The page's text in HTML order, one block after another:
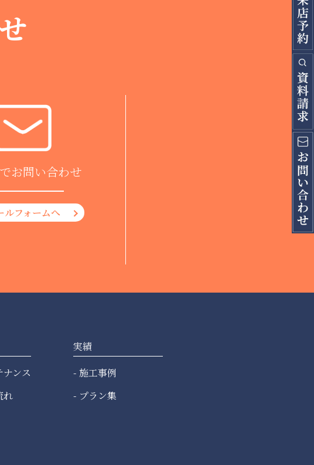
お問い合わせ
ルフォームへ
ンス
れ
実績
施工事例
プラン集